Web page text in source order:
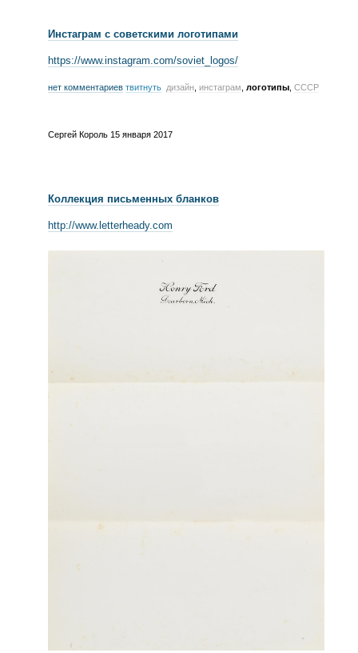
Инстаграм с советскими логотипами
https://www.instagram.com/soviet_logos/
нет комментариев твитнуть дизайн инстаграм логотипы СССР
Сергей Король 15 января 2017
Коллекция письменных бланков
http://www.letterheady.com